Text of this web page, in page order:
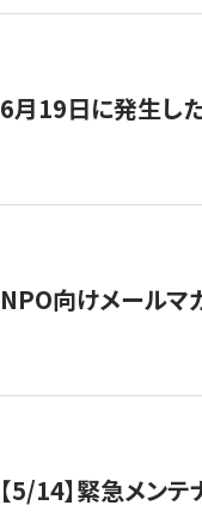
6月19日に発生し
NPO向けメール
【5/14】緊急メン